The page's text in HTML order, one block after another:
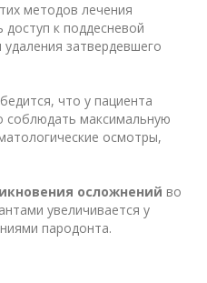
методов лечения
к поддесневой
затвердевшего
что у пациента
соблюдать максимальную
осмотры,
осложнений во
увеличивается у
пародонта.